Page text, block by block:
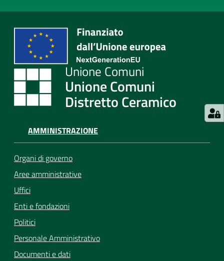
Unione Comuni
Distretto Ceramico
AMMINISTRAZIONE
Organi di governo
Aree amministrative
Uffici
Enti e fondazioni
Politici
Personale Amministrativo
Documenti e dati